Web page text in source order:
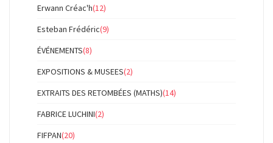
Erwann Créac'h(12)
Esteban Frédéric(9)
ÉVÉNEMENTS(8)
EXPOSITIONS & MUSEES(2)
EXTRAITS DES RETOMBÉES (MATHS)(14)
FABRICE LUCHINI(2)
FIFPAN(20)